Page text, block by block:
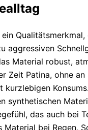
aggressiven
Material robust,
Zeit Patina, ohne
synthetischen
das auch bei
bei Regen,